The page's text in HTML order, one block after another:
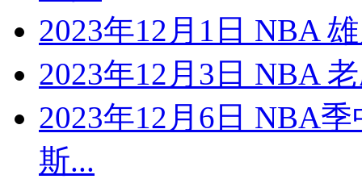
2023年12月1日 NBA
2023年12月3日 NBA
2023年12月6日 NBA
斯...